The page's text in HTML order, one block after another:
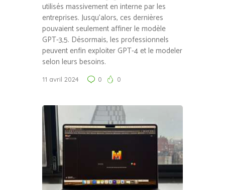
utilisés massivement en interne par les
entreprises. Jusqu’alors, ces dernières
pouvaient seulement affiner le modèle
GPT-3,5. Désormais, les professionnels
peuvent enfin exploiter GPT-4 et le modeler
selon leurs besoins.
11 avril 2024 0 0